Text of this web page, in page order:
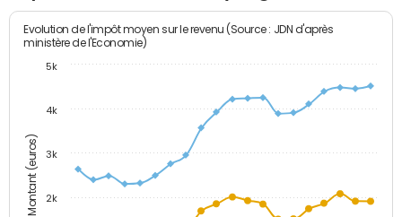
Montant (euros)
Evolution de l'impôt moyen sur le revenu (Source : JDN d'après
ministère de l'Economie)
2k
3k
4k
5k